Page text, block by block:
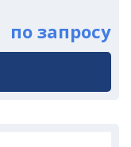
по запросу